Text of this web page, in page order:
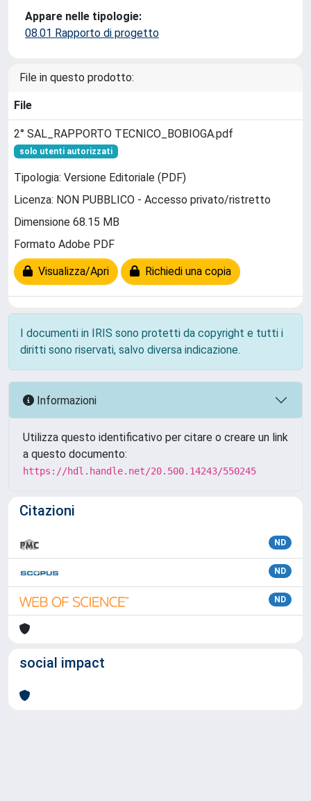
Appare nelle tipologie:
08.01 Rapporto di progetto
File in questo prodotto:
File
2° SAL_RAPPORTO TECNICO_BOBIOGA.pdf
solo utenti autorizzati
Tipologia: Versione Editoriale (PDF)
Licenza: NON PUBBLICO - Accesso privato/ristretto
Dimensione 68.15 MB
Formato Adobe PDF
Visualizza/Apri Richiedi una copia
I documenti in IRIS sono protetti da copyright e tutti i
diritti sono riservati, salvo diversa indicazione.
Informazioni
Utilizza questo identificativo per citare o creare un link
a questo documento:
https://hdl.handle.net/20.500.14243/550245
Citazioni
ND
ND
ND
social impact